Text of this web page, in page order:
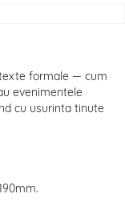
formale — cum
evenimentele
cu usurinta tinute